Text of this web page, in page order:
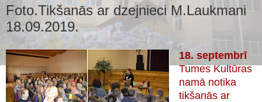
Foto.Tikšanās ar dzejnieci M.Laukmani
18.09.2019.
18. septembrī
Tumes Kultūras
namā notika
tikšanās ar